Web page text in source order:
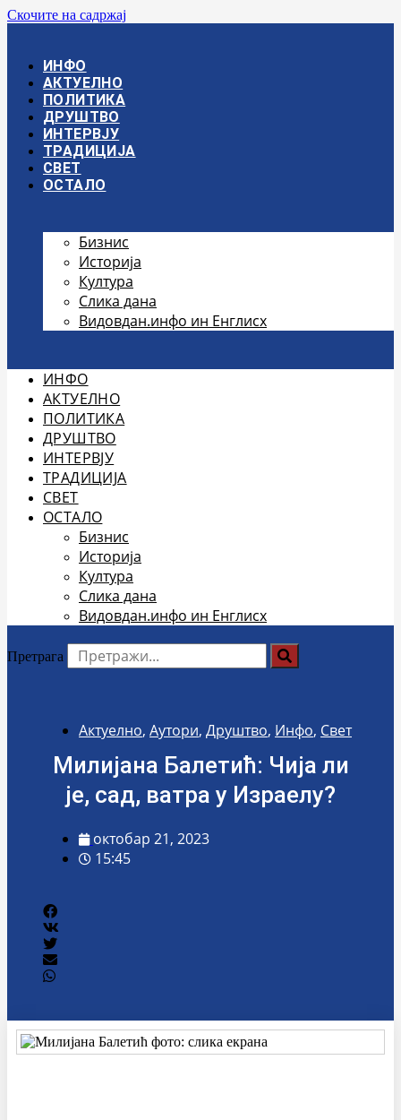
Скочите на садржај
ИНФО
АКТУЕЛНО
ПОЛИТИКА
ДРУШТВО
ИНТЕРВЈУ
ТРАДИЦИЈА
СВЕТ
ОСТАЛО
Бизнис
Историја
Култура
Слика дана
Видовдан.инфо ин Енглисх
ИНФО
АКТУЕЛНО
ПОЛИТИКА
ДРУШТВО
ИНТЕРВЈУ
ТРАДИЦИЈА
СВЕТ
ОСТАЛО
Бизнис
Историја
Култура
Слика дана
Видовдан.инфо ин Енглисх
Претрага
Актуелно, Аутори, Друштво, Инфо, Свет
Милијана Балетић: Чија ли
је, сад, ватра у Израелу?
октобар 21, 2023
15:45